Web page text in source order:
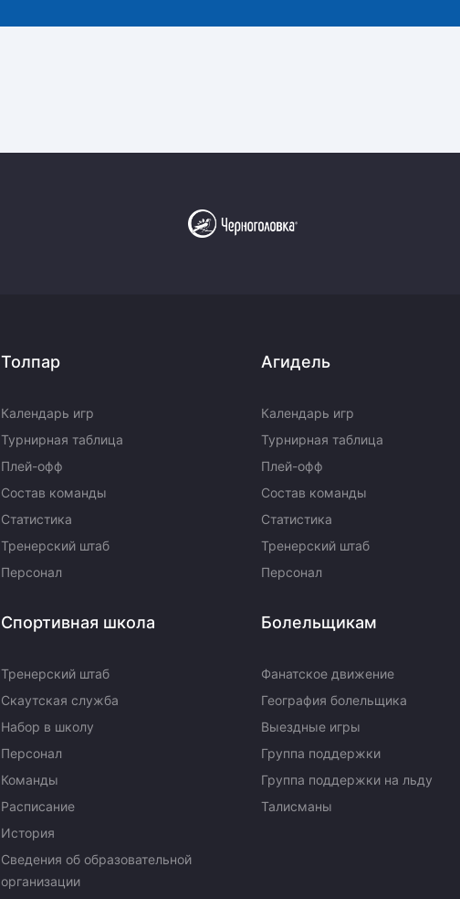
Толпар
Календарь игр
Турнирная таблица
Плей-офф
Состав команды
Статистика
Тренерский штаб
Персонал
Агидель
Календарь игр
Турнирная таблица
Плей-офф
Состав команды
Статистика
Тренерский штаб
Персонал
Спортивная школа
Тренерский штаб
Скаутская служба
Набор в школу
Персонал
Команды
Расписание
История
Сведения об образовательной
организации
Болельщикам
Фанатское движение
География болельщика
Выездные игры
Группа поддержки
Группа поддержки на льду
Талисманы